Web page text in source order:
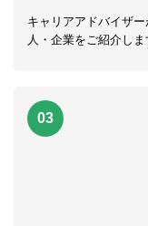
キャリアアドバイザ
人・企業をご紹介しま
03